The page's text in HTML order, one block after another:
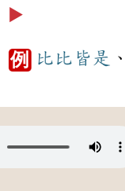
▶️
例 比比皆是 、